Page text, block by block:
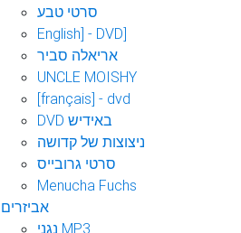
סרטי טבע
English] - DVD]
אריאלה סביר
UNCLE MOISHY
[français] - dvd
DVD באידיש
ניצוצות של קדושה
סרטי גרובייס
Menucha Fuchs
אביזרים
נגני MP3